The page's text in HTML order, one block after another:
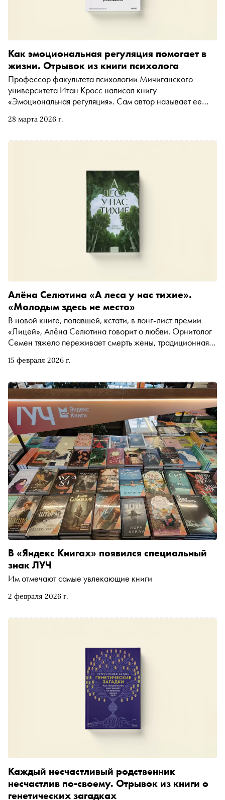
28 марта 2026 г.
Как эмоциональная регуляция помогает в
жизни. Отрывок из книги психолога
Профессор факультета психологии Мичиганского
университета Итан Кросс написал книгу
«Эмоциональная регуляция». Сам автор называет ее
Помимо описания научных методов повышения
реальные истории людей. С разрешения издательства
15 февраля 2026 г.
Алёна Селютина «А леса у нас тихие».
«Молодым здесь не место»
В новой книге, попавшей, кстати, в лонг-лист премии
«Лицей», Алёна Селютина говорит о любви. Орнитолог
Семен тяжело переживает смерть жены, традиционная
что остается обратиться к нетрадиционной. Поддавшись
деревенской знахарки. Хотя в Малых Озерках не так
спокойно, как кажется на первый взгляд, Семен почему-
то решает задержаться как минимум на пару дней.
«Сноб» публикует фрагмент из романа, вышедшего в
издательстве МИФ
2 февраля 2026 г.
В «Яндекс Книгах» появился специальный
знак ЛУЧ
Им отмечают самые увлекающие книги
Каждый несчастливый родственник
несчастлив по-своему. Отрывок из книги о
генетических загадках